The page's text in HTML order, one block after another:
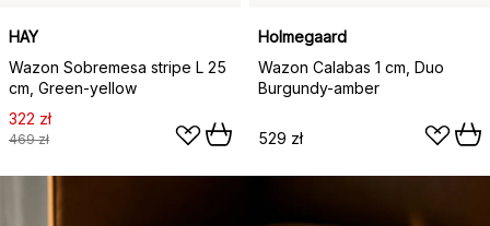
HAY
Wazon Sobremesa stripe L 25
cm, Green-yellow
322 zł
469 zł
Holmegaard
Wazon Calabas 1 cm, Duo
Burgundy-amber
529 zł